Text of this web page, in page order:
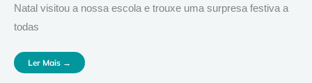
Natal visitou a nossa escola e trouxe uma surpresa festiva a
todas
Ler Mais →